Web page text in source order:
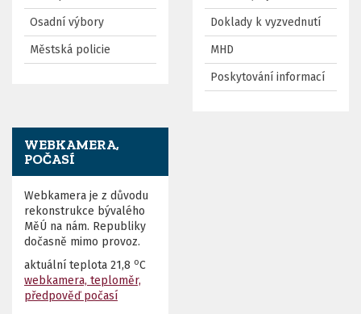
Osadní výbory
Městská policie
Doklady k vyzvednutí
MHD
Poskytování informací
WEBKAMERA,
POČASÍ
Webkamera je z důvodu
rekonstrukce bývalého
MěÚ na nám. Republiky
dočasně mimo provoz.
aktuální teplota 21,8 oC
webkamera, teploměr,
předpověď počasí